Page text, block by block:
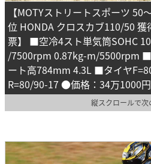
【MOTYストリートスポーツ 50
位 HONDA クロスカブ110/50 獲
票】 ■空冷4スト単気筒SOHC
/7500rpm 0.87kg-m/5500rpm
ート高784mm 4.3L ■タイヤ
R=80/90-17 ●価格：34万1000
縦スクロールで次